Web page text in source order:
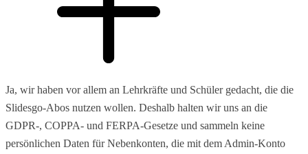
Ja, wir haben vor allem an Lehrkräfte und Schüler gedacht, die die
Slidesgo-Abos nutzen wollen. Deshalb halten wir uns an die
GDPR-, COPPA- und FERPA-Gesetze und sammeln keine
persönlichen Daten für Nebenkonten, die mit dem Admin-Konto